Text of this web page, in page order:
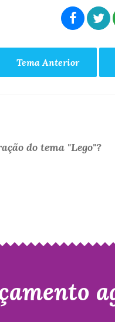
Tema Anterior
do tema "Lego"?